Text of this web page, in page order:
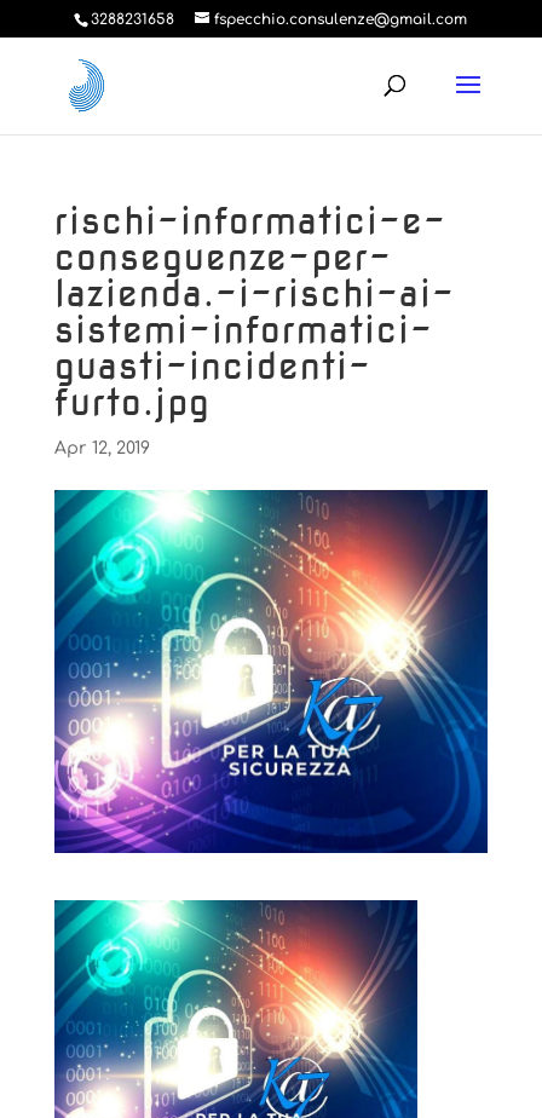
3288231658 fspecchio.consulenze@gmail.com
rischi-informatici-e-
conseguenze-per-
lazienda.-i-rischi-ai-
sistemi-informatici-
guasti-incidenti-
furto.jpg
Apr 12, 2019